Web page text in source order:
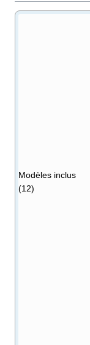
Modèles inclus
(12)